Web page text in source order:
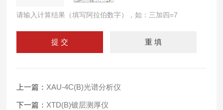
请输入计算结果（填写阿拉伯数字），如：三加四=7
上一篇： XAU-4C(B)光谱分析仪
下一篇： XTD(B)镀层测厚仪